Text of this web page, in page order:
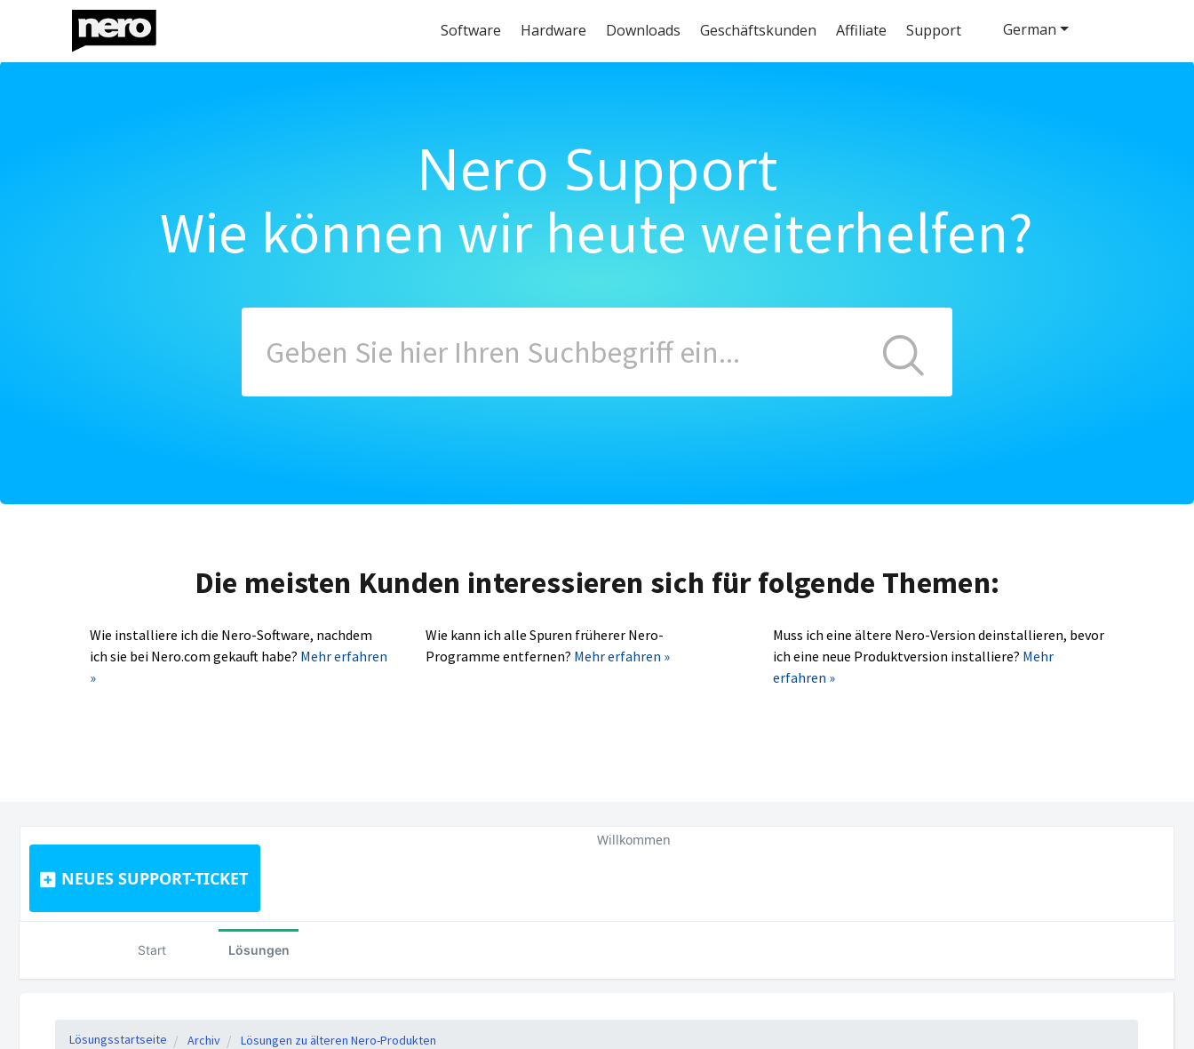
Software Hardware Downloads Geschäftskunden Affiliate Support
Nero Support
Wie können wir heute weiterhelfen?
Die meisten Kunden interessieren sich für folgende Themen:
Wie installiere ich die Nero-Software, nachdem
ich sie bei Nero.com gekauft habe? Mehr erfahren
»
Wie kann ich alle Spuren früherer Nero-
Programme entfernen? Mehr erfahren »
Muss ich eine ältere Nero-Version deinstallieren, bevor
ich eine neue Produktversion installiere? Mehr
erfahren »
NEUES SUPPORT-TICKET
German
Willkommen
Start Lösungen
Lösungsstartseite Archiv Lösungen zu älteren Nero-Produkten